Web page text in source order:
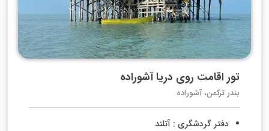
تور اقامت روی دریا آشوراده
بندر ترکمن، آشوراده
دفتر گردشگری : آتلند